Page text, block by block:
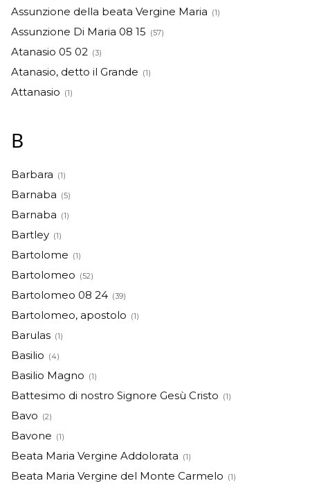
Assunzione della beata Vergine Maria (1)
Assunzione Di Maria 08 15 (57)
Atanasio 05 02 (3)
Atanasio, detto il Grande (1)
Attanasio (1)
B
Barbara (1)
Barnaba (5)
Barnaba (1)
Bartley (1)
Bartolome (1)
Bartolomeo (52)
Bartolomeo 08 24 (39)
Bartolomeo, apostolo (1)
Barulas (1)
Basilio (4)
Basilio Magno (1)
Battesimo di nostro Signore Gesù Cristo (1)
Bavo (2)
Bavone (1)
Beata Maria Vergine Addolorata (1)
Beata Maria Vergine del Monte Carmelo (1)